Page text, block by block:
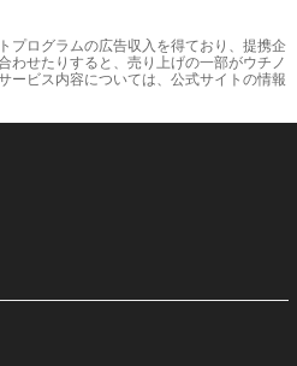
プログラムの広告収入を得ており、提携企
わせたりすると、売り上げの一部がウチノ
ービス内容については、公式サイトの情報